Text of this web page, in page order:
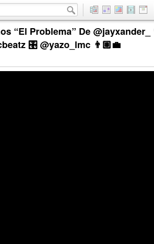
“El Problema” De @jayxander_
🎛️ @yazo_lmc 👨🏽‍💼